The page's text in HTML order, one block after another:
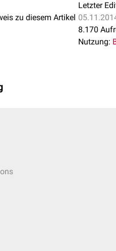
zu diesem Artikel
Letzter
8.170
Nutzung: